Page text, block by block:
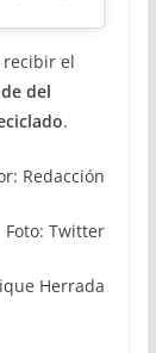
recibir el
del
.
Redacción
Foto: Twitter
Herrada